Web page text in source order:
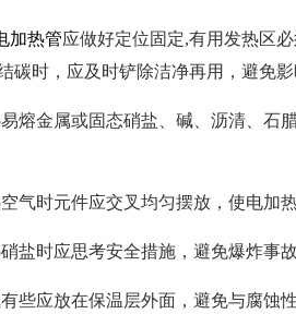
加热管应做好定位固定,有用发热区
碳时，应及时铲除洁净再用，避免影
熔金属或固态硝盐、碱、沥清、石
气时元件应交叉均匀摆放，使电加
盐时应思考安全措施，避免爆炸事故
些应放在保温层外面，避免与腐蚀